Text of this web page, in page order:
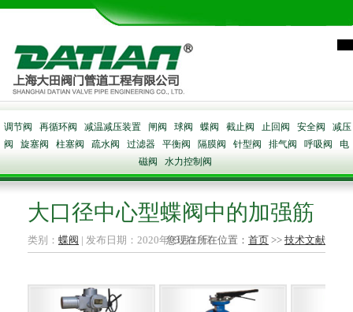
调节阀 再循环阀 减温减压装置 闸阀 球阀 蝶阀 截止阀 止回阀 安全阀
减压
阀
旋塞阀 柱塞阀 疏水阀 过滤器 平衡阀 隔膜阀 针型阀 排气阀 呼吸阀
电
磁阀
水力控制阀
大口径中心型蝶阀中的加强筋
类别： 蝶阀 | 发布日期：2020年03月31日
您现在所在位置： 首页 >> 技术文献